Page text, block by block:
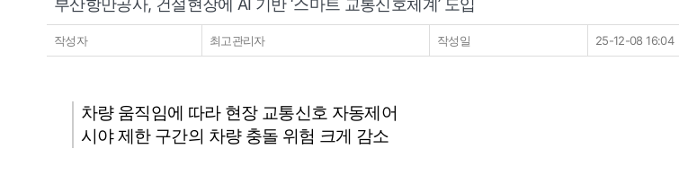
부산항만공사, 건설현장에 AI 기반 ‘스마트 교통신호체계’ 도입
작성자 최고관리자 작성일 25-12-08 16:04
차량 움직임에 따라 현장 교통신호 자동제어
시야 제한 구간의 차량 충돌 위험 크게 감소